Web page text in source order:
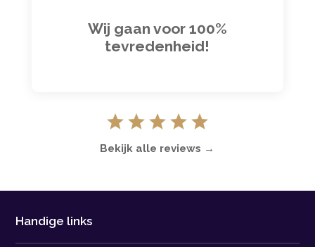
Wij gaan voor 100%
tevredenheid!
Bekijk alle reviews →
Handige links